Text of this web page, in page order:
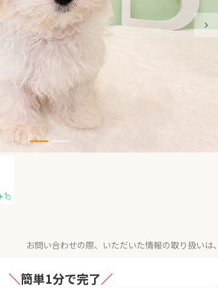
お問い合わせの際、いただいた情報の取り扱いは、
＼簡単1分で完了／